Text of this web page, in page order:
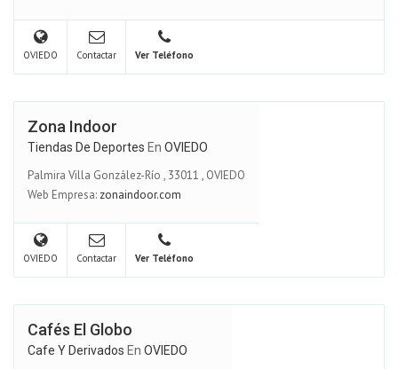
OVIEDO Contactar Ver Teléfono
Zona Indoor
Tiendas De Deportes En OVIEDO
Palmira Villa González-Río , 33011 , OVIEDO
Web Empresa: zonaindoor.com
OVIEDO Contactar Ver Teléfono
Cafés El Globo
Cafe Y Derivados En OVIEDO